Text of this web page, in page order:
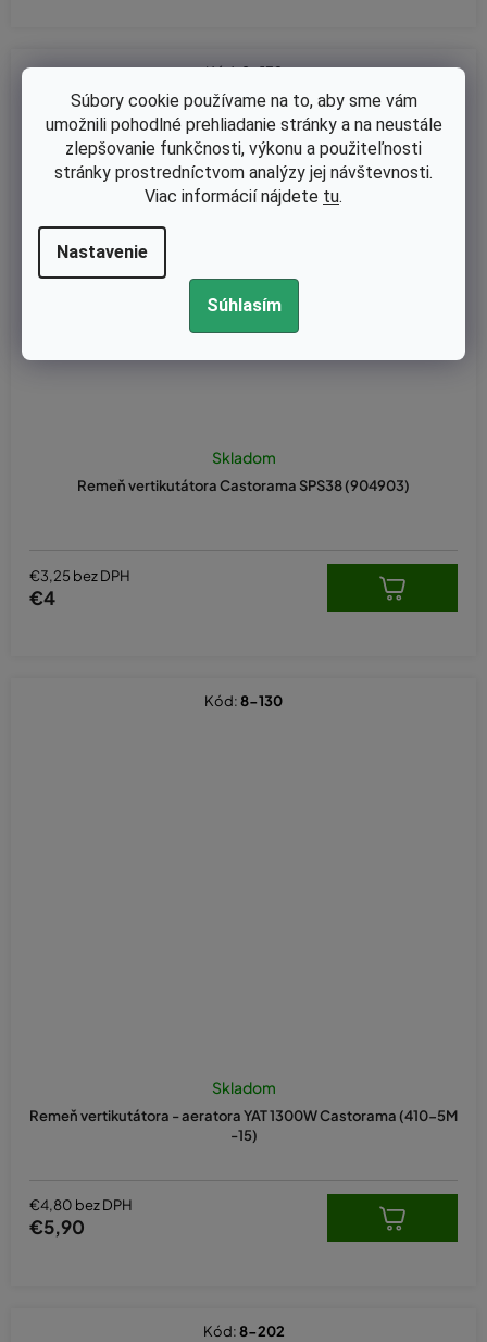
Súbory cookie používame na to, aby sme vám
umožnili pohodlné prehliadanie stránky a na neustále
zlepšovanie funkčnosti, výkonu a použiteľnosti
stránky prostredníctvom analýzy jej návštevnosti.
Viac informácií nájdete tu.
Nastavenie
Súhlasím
Remeň vertikutátora Castorama SPS38 (904903)
Skladom
€3,25 bez DPH
€4
Kód:8-132
Remeň vertikutátora - aeratora YAT 1300W Castorama (410-5M
-15)
Skladom
€4,80 bez DPH
€5,90
Kód:8-130
Kód:8-202